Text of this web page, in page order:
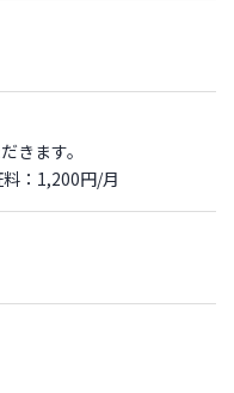
きます。
：1,200円/月